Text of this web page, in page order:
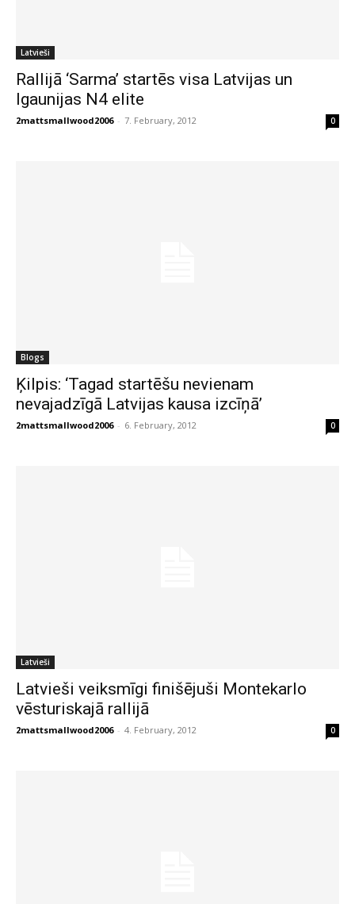
Latvieši
Rallijā ‘Sarma’ startēs visa Latvijas un
Igaunijas N4 elite
2mattsmallwood2006 - 7. February, 2012 0
Blogs
Ķilpis: ‘Tagad startēšu nevienam
nevajadzīgā Latvijas kausa izcīņā’
2mattsmallwood2006 - 6. February, 2012 0
Latvieši
Latvieši veiksmīgi finišējuši Montekarlo
vēsturiskajā rallijā
2mattsmallwood2006 - 4. February, 2012 0